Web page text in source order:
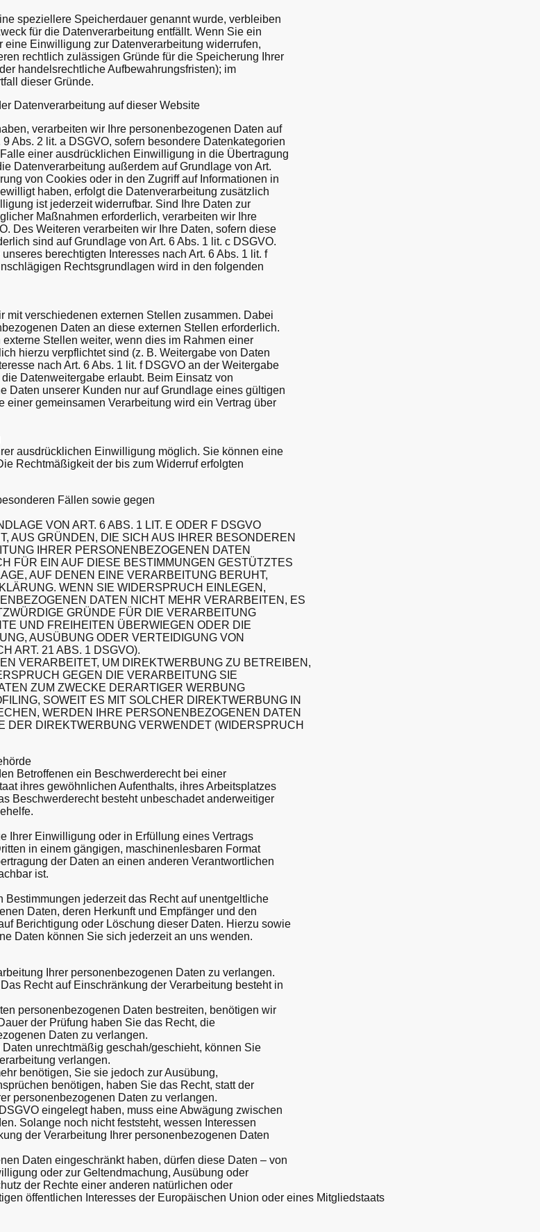
speziellere Speicherdauer genannt wurde, verbleiben
für die Datenverarbeitung entfällt. Wenn Sie ein
Einwilligung zur Datenverarbeitung widerrufen,
rechtlich zulässigen Gründe für die Speicherung Ihrer
handelsrechtliche Aufbewahrungsfristen); im
dieser Gründe.
Datenverarbeitung auf dieser Website
verarbeiten wir Ihre personenbezogenen Daten auf
Abs. 2 lit. a DSGVO, sofern besondere Datenkategorien
einer ausdrücklichen Einwilligung in die Übertragung
Datenverarbeitung außerdem auf Grundlage von Art.
von Cookies oder in den Zugriff auf Informationen in
haben, erfolgt die Datenverarbeitung zusätzlich
ist jederzeit widerrufbar. Sind Ihre Daten zur
Maßnahmen erforderlich, verarbeiten wir Ihre
Des Weiteren verarbeiten wir Ihre Daten, sofern diese
sind auf Grundlage von Art. 6 Abs. 1 lit. c DSGVO.
berechtigten Interesses nach Art. 6 Abs. 1 lit. f
Rechtsgrundlagen wird in den folgenden
mit verschiedenen externen Stellen zusammen. Dabei
Daten an diese externen Stellen erforderlich.
Stellen weiter, wenn dies im Rahmen einer
hierzu verpflichtet sind (z. B. Weitergabe von Daten
nach Art. 6 Abs. 1 lit. f DSGVO an der Weitergabe
Datenweitergabe erlaubt. Beim Einsatz von
Daten unserer Kunden nur auf Grundlage eines gültigen
einer gemeinsamen Verarbeitung wird ein Vertrag über
ausdrücklichen Einwilligung möglich. Sie können eine
Rechtmäßigkeit der bis zum Widerruf erfolgten
Fällen sowie gegen
VON ART. 6 ABS. 1 LIT. E ODER F DSGVO
AUS GRÜNDEN, DIE SICH AUS IHRER BESONDEREN
IHRER PERSONENBEZOGENEN DATEN
FÜR EIN AUF DIESE BESTIMMUNGEN GESTÜTZTES
AUF DENEN EINE VERARBEITUNG BERUHT,
WENN SIE WIDERSPRUCH EINLEGEN,
DATEN NICHT MEHR VERARBEITEN, ES
GRÜNDE FÜR DIE VERARBEITUNG
UND FREIHEITEN ÜBERWIEGEN ODER DIE
AUSÜBUNG ODER VERTEIDIGUNG VON
ART. 21 ABS. 1 DSGVO).
VERARBEITET, UM DIREKTWERBUNG ZU BETREIBEN,
GEGEN DIE VERARBEITUNG SIE
ZUM ZWECKE DERARTIGER WERBUNG
SOWEIT ES MIT SOLCHER DIREKTWERBUNG IN
WERDEN IHRE PERSONENBEZOGENEN DATEN
DIREKTWERBUNG VERWENDET (WIDERSPRUCH
Betroffenen ein Beschwerderecht bei einer
ihres gewöhnlichen Aufenthalts, ihres Arbeitsplatzes
Beschwerderecht besteht unbeschadet anderweitiger
Ihrer Einwilligung oder in Erfüllung eines Vertrags
in einem gängigen, maschinenlesbaren Format
der Daten an einen anderen Verantwortlichen
ist.
jederzeit das Recht auf unentgeltliche
Daten, deren Herkunft und Empfänger und den
Berichtigung oder Löschung dieser Daten. Hierzu sowie
Daten können Sie sich jederzeit an uns wenden.
Ihrer personenbezogenen Daten zu verlangen.
Recht auf Einschränkung der Verarbeitung besteht in
personenbezogenen Daten bestreiten, benötigen wir
der Prüfung haben Sie das Recht, die
Daten zu verlangen.
unrechtmäßig geschah/geschieht, können Sie
verlangen.
benötigen, Sie sie jedoch zur Ausübung,
benötigen, haben Sie das Recht, statt der
personenbezogenen Daten zu verlangen.
eingelegt haben, muss eine Abwägung zwischen
Solange noch nicht feststeht, wessen Interessen
der Verarbeitung Ihrer personenbezogenen Daten
Daten eingeschränkt haben, dürfen diese Daten – von
oder zur Geltendmachung, Ausübung oder
der Rechte einer anderen natürlichen oder
öffentlichen Interesses der Europäischen Union oder eines Mitgliedstaats